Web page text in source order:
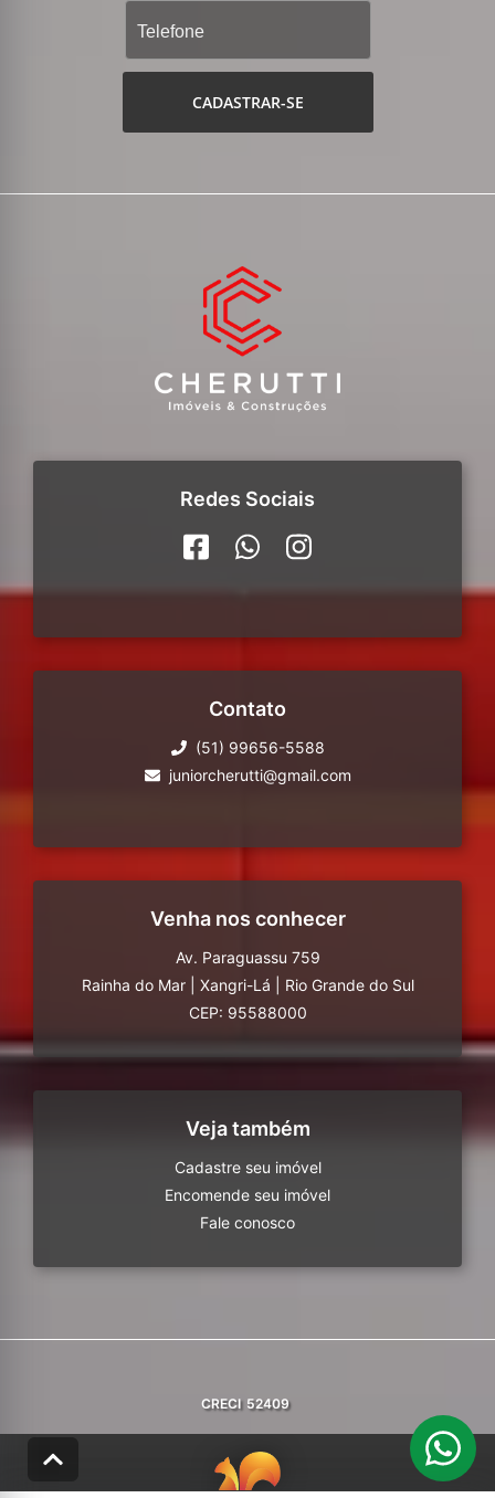
CADASTRAR-SE
Redes Sociais
Contato
(51) 99656-5588
juniorcherutti@gmail.com
Venha nos conhecer
Av. Paraguassu 759
Rainha do Mar
Xangri-Lá
Rio Grande do Sul
CEP: 95588000
Veja também
Cadastre seu imóvel
Encomende seu imóvel
Fale conosco
CRECI 52409